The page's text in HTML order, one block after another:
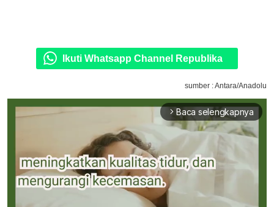
Ikuti Whatsapp Channel Republika
sumber : Antara/Anadolu
arrow_forward_ios Baca selengkapnya